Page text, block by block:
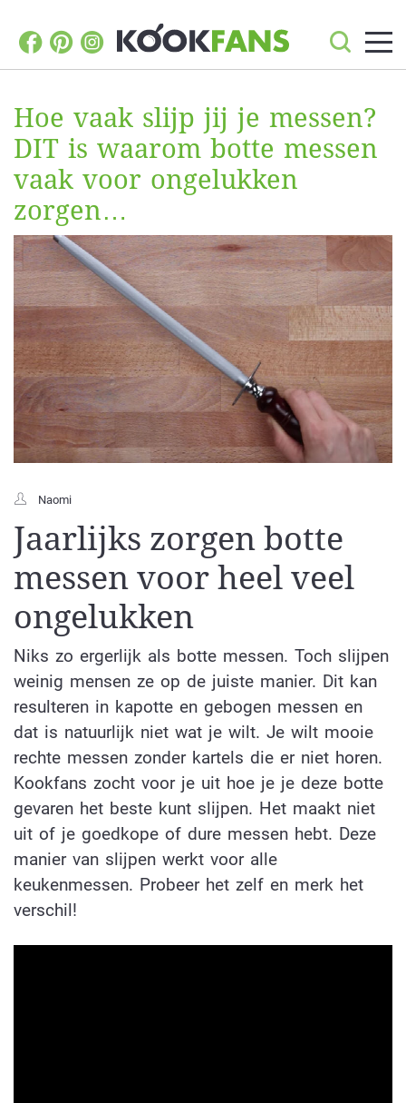
Hoe vaak slijp jij je messen?
DIT is waarom botte messen
vaak voor ongelukken
zorgen…
Naomi
Jaarlijks zorgen botte
messen voor heel veel
ongelukken
Niks zo ergerlijk als botte messen. Toch slijpen
weinig mensen ze op de juiste manier. Dit kan
resulteren in kapotte en gebogen messen en
dat is natuurlijk niet wat je wilt. Je wilt mooie
rechte messen zonder kartels die er niet horen.
Kookfans zocht voor je uit hoe je je deze botte
gevaren het beste kunt slijpen. Het maakt niet
uit of je goedkope of dure messen hebt. Deze
manier van slijpen werkt voor alle
keukenmessen. Probeer het zelf en merk het
verschil!